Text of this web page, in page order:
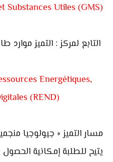
Substances Utiles (GMS)
التابع لمركز : التميز موارد
Energétiques,
(REND)
مسار التميز « جيولوجيا
يتيح للطلبة إمكانية